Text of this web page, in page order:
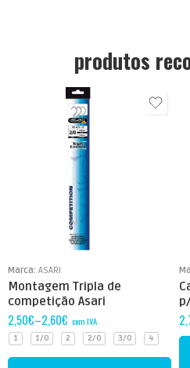
produtos
Marca: ASARI
Montagem Tripla de
competição Asari
2,50€–2,60€ com IVA
1 1/0 2 2/0 3/0 4